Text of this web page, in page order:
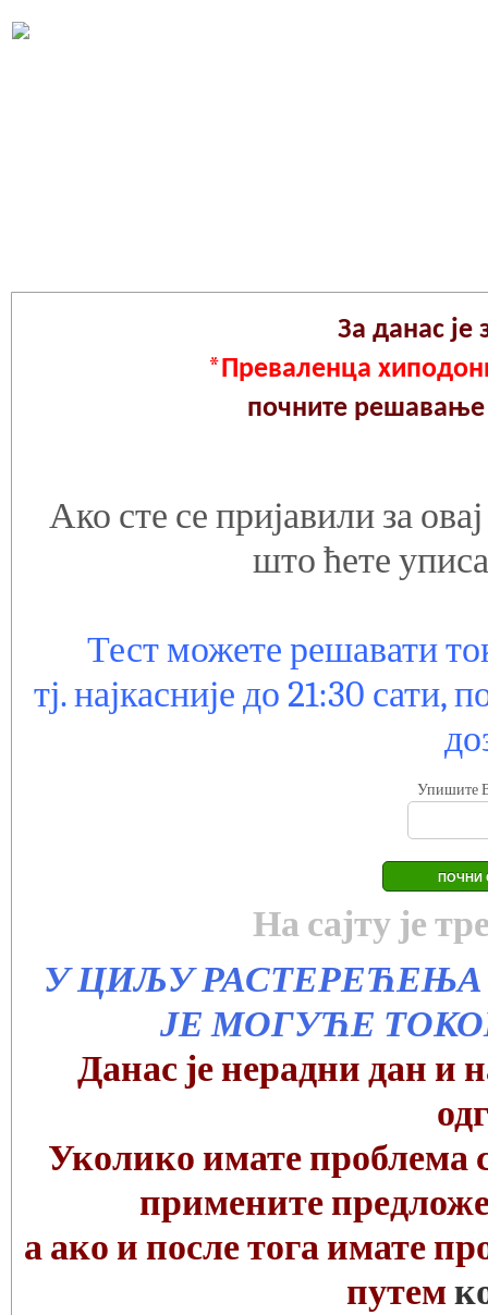
За данас је
*Преваленца
почните решавање
Ако сте се пријавили за
што ћете
Тест можете решавати
тј. најкасније до 21:30 сати,
Упишите
На сајту је
У ЦИЉУ
ЈЕ МОГУЋЕ
Данас је нерадни дан
Уколико имате проблема
примените
а ако и после тога имате
путем